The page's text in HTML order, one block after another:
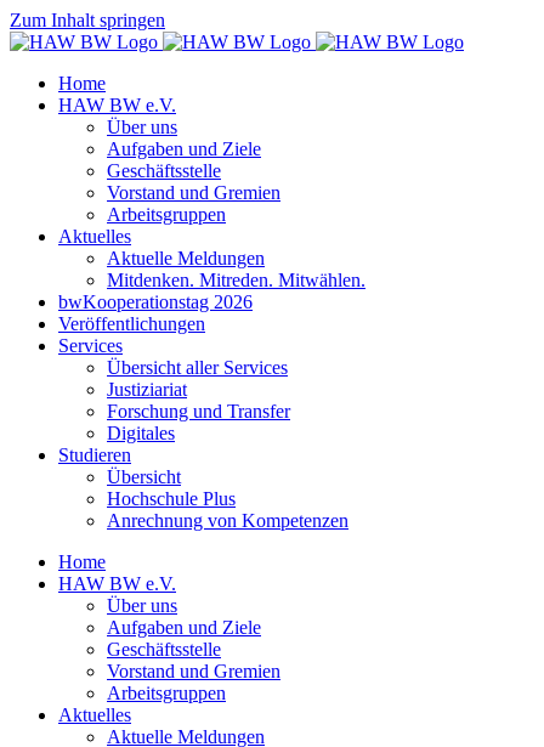
Zum Inhalt springen
Home
HAW BW e.V.
Über uns
Aufgaben und Ziele
Geschäftsstelle
Vorstand und Gremien
Arbeitsgruppen
Aktuelles
Aktuelle Meldungen
Mitdenken. Mitreden. Mitwählen.
bwKooperationstag 2026
Veröffentlichungen
Services
Übersicht aller Services
Justiziariat
Forschung und Transfer
Digitales
Studieren
Übersicht
Hochschule Plus
Anrechnung von Kompetenzen
Home
HAW BW e.V.
Über uns
Aufgaben und Ziele
Geschäftsstelle
Vorstand und Gremien
Arbeitsgruppen
Aktuelles
Aktuelle Meldungen